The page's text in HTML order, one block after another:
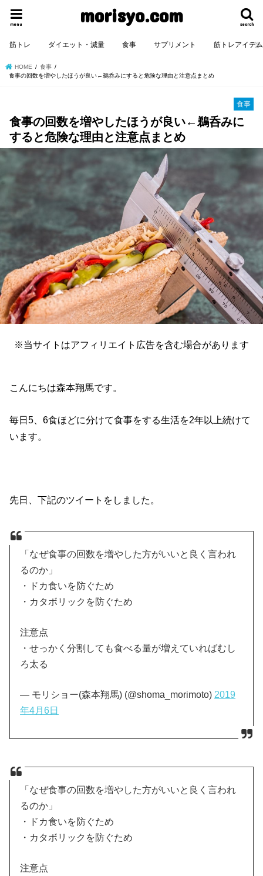
morisyo.com search
menu
筋トレ ダイエット・減量 食事 サプリメント 筋トレアイテム
HOME
食事
食事の回数を増やしたほうが良い←鵜呑みにすると危険な理由と注意点まとめ
食事
食事の回数を増やしたほうが良い←鵜呑みに
すると危険な理由と注意点まとめ
※当サイトはアフィリエイト広告を含む場合があります
こんにちは森本翔馬です。
毎日5、6食ほどに分けて食事をする生活を2年以上続けて
います。
先日、下記のツイートをしました。
「なぜ食事の回数を増やした方がいいと良く言われ
るのか」
・ドカ食いを防ぐため
・カタボリックを防ぐため
注意点
・せっかく分割しても食べる量が増えていればむし
ろ太る
— モリショー(森本翔馬) (@shoma_morimoto)2019
年4月6日
「なぜ食事の回数を増やした方がいいと良く言われ
るのか」
・ドカ食いを防ぐため
・カタボリックを防ぐため
注意点